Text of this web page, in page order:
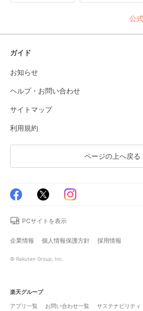
公
ガイド
お知らせ
ヘルプ・お問い合わせ
サイトマップ
利用規約
ページの上へ戻る
PCサイトを表示
企業情報 個人情報保護方針 採用情報
© Rakuten Group, Inc.
楽天グループ
アプリ一覧
お問い合わせ一覧 サステナビリティ